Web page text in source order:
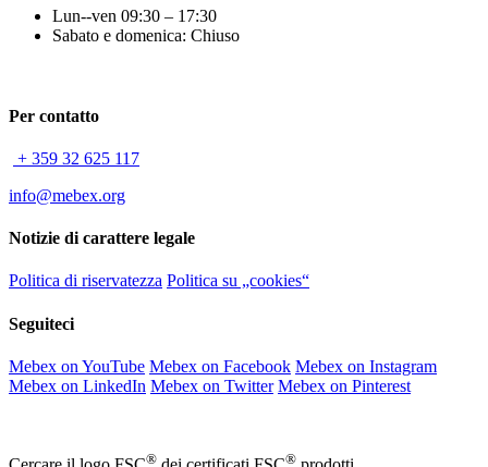
Lun--ven 09:30 – 17:30
Sabato e domenica: Chiuso
Per contatto
+ 359 32 625 117
info@mebex.org
Notizie di carattere legale
Politica di riservatezza Politica su „cookies“
Seguiteci
Mebex on YouTube Mebex on Facebook Mebex on Instagram
Mebex on LinkedIn Mebex on Twitter Mebex on Pinterest
® ®